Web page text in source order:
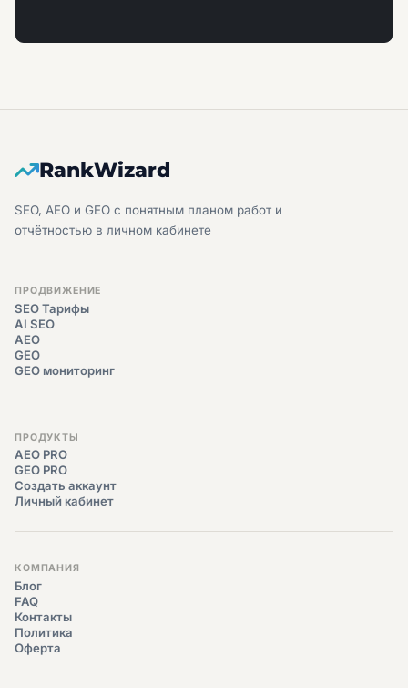
RankWizard
SEO, AEO и GEO с понятным планом работ и
отчётностью в личном кабинете
ПРОДВИЖЕНИЕ
SEO Тарифы
AI SEO
AEO
GEO
GEO мониторинг
ПРОДУКТЫ
AEO PRO
GEO PRO
Создать аккаунт
Личный кабинет
КОМПАНИЯ
Блог
FAQ
Контакты
Политика
Оферта